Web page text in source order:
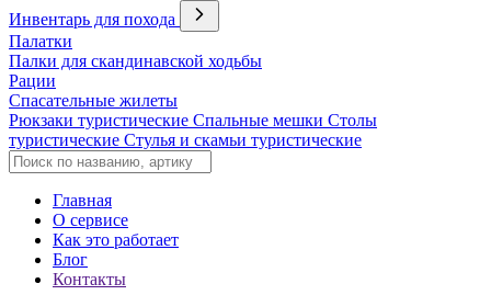
Инвентарь для похода
Палатки
Палки для скандинавской ходьбы
Рации
Спасательные жилеты
Рюкзаки туристические Спальные мешки Столы
туристические Стулья и скамьи туристические
Главная
О сервисе
Как это работает
Блог
Контакты